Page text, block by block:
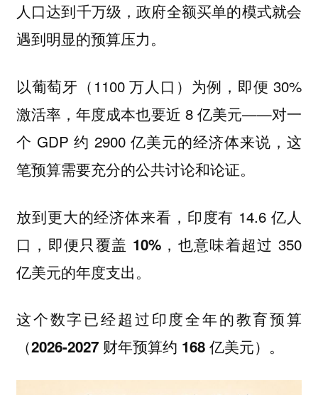
人口达到千万级，政府全额买单的模式就会
遇到明显的预算压力。
以葡萄牙（1100 万人口）为例，即便 30%
激活率，年度成本也要近 8 亿美元——对一
个 GDP 约 2900 亿美元的经济体来说，这
笔预算需要充分的公共讨论和论证。
放到更大的经济体来看，印度有 14.6 亿人
口， 即便只覆盖 10%， 也意味着超过 350
亿美元的年度支出。
这个数字已经超过印度全年的教育预算
（2026-2027 财年预算约 168 亿美元）。